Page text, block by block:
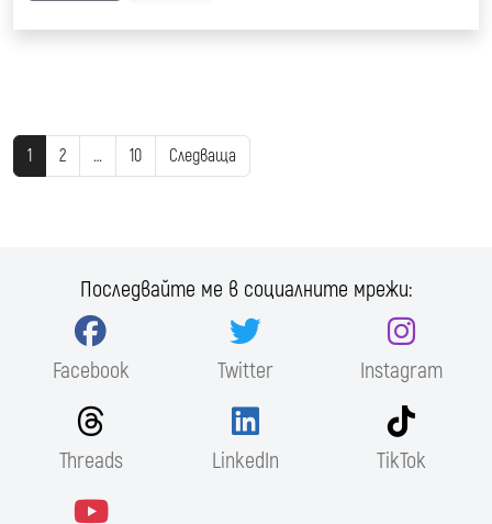
1 2 … 10 Следваща
Последвайте ме в социалните мрежи:
Facebook Twitter Instagram
Threads LinkedIn TikTok